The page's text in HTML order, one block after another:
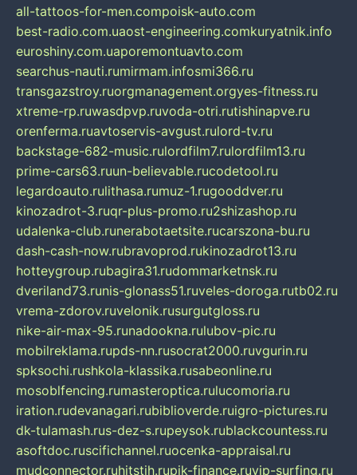
all-tattoos-for-men.compoisk-auto.com
best-radio.com.uaost-engineering.comkuryatnik.info
euroshiny.com.uaporemontuavto.com
searchus-nauti.rumirmam.infosmi366.ru
transgazstroy.ruorgmanagement.orgyes-fitness.ru
xtreme-rp.ruwasdpvp.ruvoda-otri.rutishinapve.ru
orenferma.ruavtoservis-avgust.rulord-tv.ru
backstage-682-music.rulordfilm7.rulordfilm13.ru
prime-cars63.ruun-believable.rucodetool.ru
legardoauto.rulithasa.rumuz-1.rugooddver.ru
kinozadrot-3.ruqr-plus-promo.ru2shizashop.ru
udalenka-club.runerabotaetsite.rucarszona-bu.ru
dash-cash-now.rubravoprod.rukinozadrot13.ru
hotteygroup.rubagira31.rudommarketnsk.ru
dveriland73.runis-glonass51.ruveles-doroga.rutb02.ru
vrema-zdorov.ruvelonik.rusurgutgloss.ru
nike-air-max-95.runadookna.rulubov-pic.ru
mobilreklama.rupds-nn.rusocrat2000.ruvgurin.ru
spksochi.rushkola-klassika.rusabeonline.ru
mosoblfencing.rumasteroptica.rulucomoria.ru
iration.rudevanagari.rubiblioverde.ruigro-pictures.ru
dk-tulamash.rus-dez-s.rupeysok.rublackcountess.ru
asoftdoc.ruscifichannel.ruocenka-appraisal.ru
mudconnector.ruhitstih.rupik-finance.ruvip-surfing.ru